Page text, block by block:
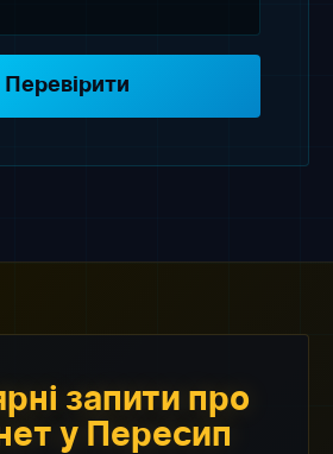
Перевірити
запити про
у Пересип